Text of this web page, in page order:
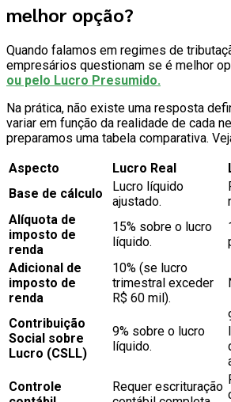
melhor opção?
Quando falamos em regimes de
empresários questionam se é melhor
ou pelo Lucro Presumido.
Na prática, não existe uma resposta
variar em função da realidade de cada
preparamos uma tabela comparativa.
Aspecto
Lucro Real
Base de cálculo
Lucro líquido
ajustado.
Alíquota de
imposto de
renda
15% sobre o lucro
líquido.
Adicional de
imposto de
renda
10% (se lucro
trimestral exceder
R$ 60 mil).
Contribuição
Social sobre
Lucro (CSLL)
9% sobre o lucro
líquido.
Controle
Requer escrituração